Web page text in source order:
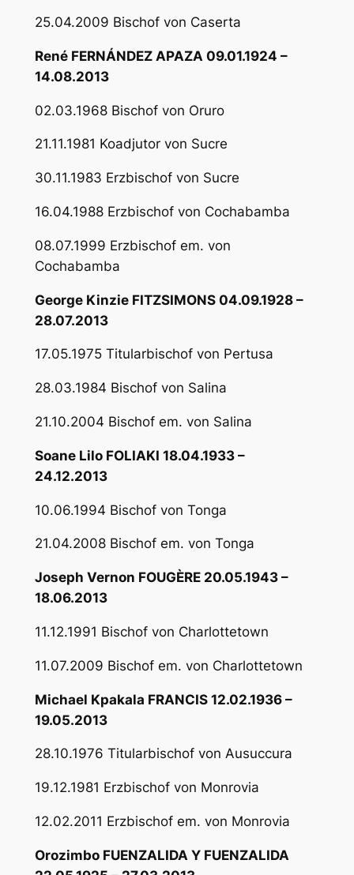
25.04.2009 Bischof von Caserta
René FERNÁNDEZ APAZA 09.01.1924 –
14.08.2013
02.03.1968 Bischof von Oruro
21.11.1981 Koadjutor von Sucre
30.11.1983 Erzbischof von Sucre
16.04.1988 Erzbischof von Cochabamba
08.07.1999 Erzbischof em. von
Cochabamba
George Kinzie FITZSIMONS 04.09.1928 –
28.07.2013
17.05.1975 Titularbischof von Pertusa
28.03.1984 Bischof von Salina
21.10.2004 Bischof em. von Salina
Soane Lilo FOLIAKI 18.04.1933 –
24.12.2013
10.06.1994 Bischof von Tonga
21.04.2008 Bischof em. von Tonga
Joseph Vernon FOUGÈRE 20.05.1943 –
18.06.2013
11.12.1991 Bischof von Charlottetown
11.07.2009 Bischof em. von Charlottetown
Michael Kpakala FRANCIS 12.02.1936 –
19.05.2013
28.10.1976 Titularbischof von Ausuccura
19.12.1981 Erzbischof von Monrovia
12.02.2011 Erzbischof em. von Monrovia
Orozimbo FUENZALIDA Y FUENZALIDA